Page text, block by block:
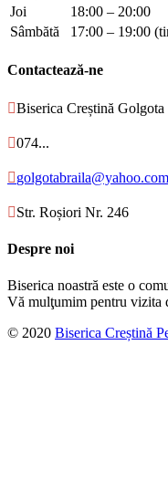
Joi
18:00 – 20:00
Sâmbătă
17:00 – 19:00
Contactează-ne
Biserica Creștină Golgota
074...
golgotabraila@yahoo.com
Str. Roșiori Nr. 246
Despre noi
Biserica noastră este o
Vă mulţumim pentru vizita
© 2020 Biserica Creștină